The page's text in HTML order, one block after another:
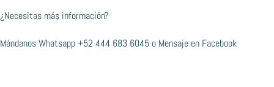
¿Necesitas más información?
Mándanos Whatsapp+52 444 683 6045 o Mensaje en Facebook